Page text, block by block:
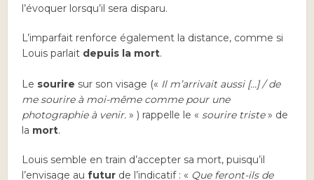
l’évoquer lorsqu’il sera disparu.
L’imparfait renforce également la distance, comme si
Louis parlait depuis la mort.
Le sourire sur son visage (« Il m’arrivait aussi […] / de
me sourire à moi-même comme pour une
photographie à venir.» ) rappelle le « sourire triste» de
la mort.
Louis semble en train d’accepter sa mort, puisqu’il
l’envisage aufutur de l’indicatif : « Que feront-ils de